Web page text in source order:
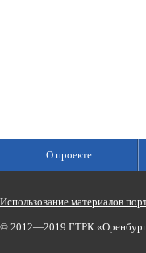
О проекте
Использование материалов
© 2012—2019 ГТРК